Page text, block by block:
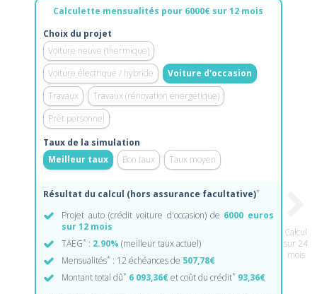
Calculette mensualités pour 6000€ sur 12 mois
Choix du projet
Voiture neuve (thermique)
Voiture électrique / hybride
Voiture d'occasion
Travaux
Travaux (rénovation énergétique)
Prêt personnel
Taux de la simulation
Meilleur taux
Bon taux Taux moyen
Résultat du calcul (hors assurance facultative)*
Projet auto (crédit voiture d'occasion) de 6000 euros
sur 12 mois
TAEG* : 2.90% (meilleur taux actuel)
Mensualités* : 12 échéances de 507,78€
Montant total dû* 6 093,36€et coût du crédit* 93,36€
Calcul
sur 24
mois